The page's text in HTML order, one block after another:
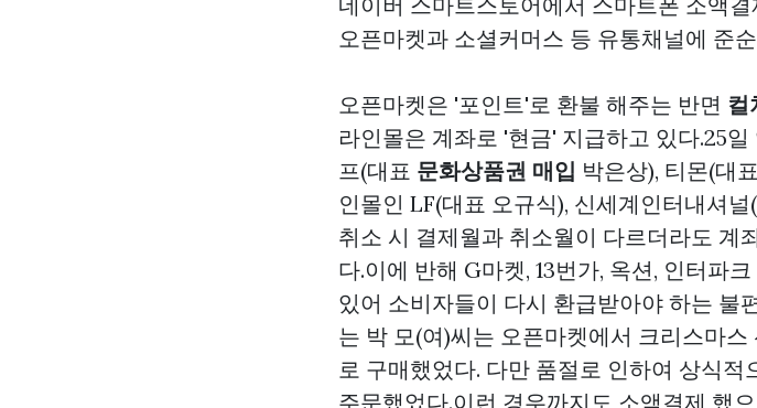
오픈마켓과 소셜커머스 등 유통채널에 준
오픈마켓은 '포인트'로 환불 해주는 반면 컬
라인몰은 계좌로 '현금' 지급하고 있다.25
프(대표 문화상품권 매입 박은상), 티몬(대
인몰인 LF(대표 오규식), 신세계인터내셔
취소 시 결제월과 취소월이 다르더라도 계
다.이에 반해 G마켓, 13번가, 옥션, 인터파
있어 소비자들이 다시 환급받아야 하는 불
는 박 모(여)씨는 오픈마켓에서 크리스마
로 구매했었다. 다만 품절로 인하여 상식
주문했었다.이런 경우까지도 소액결제 했